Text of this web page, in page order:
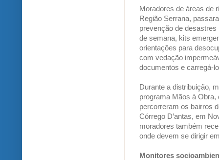
Moradores de áreas de
Região Serrana,
prevenção de desastres
de semana, kits
orientações para
com vedação
documentos e carregá-
Durante a distribuição,
programa Mãos à Obra,
percorreram os bairros
Córrego D’antas, em
moradores também
onde devem se dirigir
Monitores